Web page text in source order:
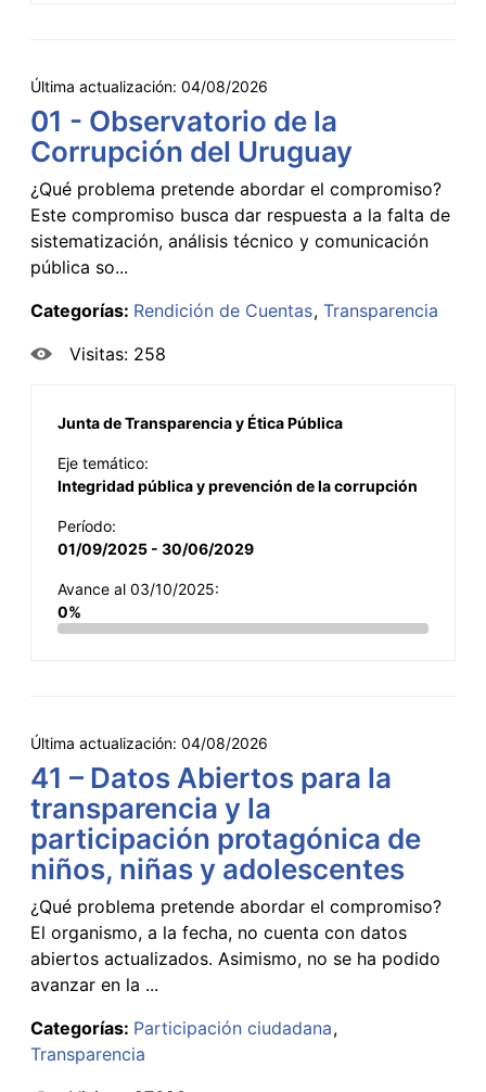
Última actualización: 04/08/2026
01 - Observatorio de la
Corrupción del Uruguay
¿Qué problema pretende abordar el compromiso?
Este compromiso busca dar respuesta a la falta de
sistematización, análisis técnico y comunicación
pública so...
Categorías: Rendición de Cuentas Transparencia
Visitas: 258
Junta de Transparencia y Ética Pública
Eje temático:
Integridad pública y prevención de la corrupción
Período:
01/09/2025 - 30/06/2029
Avance al 03/10/2025:
0%
Última actualización: 04/08/2026
41 – Datos Abiertos para la
transparencia y la
participación protagónica de
niños, niñas y adolescentes
¿Qué problema pretende abordar el compromiso?
El organismo, a la fecha, no cuenta con datos
abiertos actualizados. Asimismo, no se ha podido
avanzar en la ...
Categorías: Participación ciudadana
Transparencia